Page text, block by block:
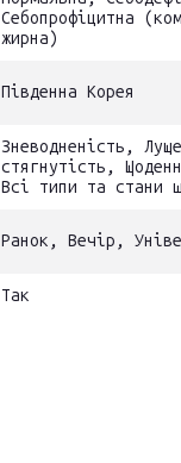
Себопрофіцитна
жирна)
Південна Корея
Зневодненість,
стягнутість,
Всі типи та стани
Ранок, Вечір,
Так